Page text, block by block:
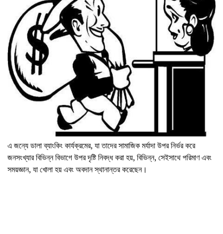
এ জন্যে ডালা ব্যাংকিং কার্যক্রমের, যা তাদের সামাজিক মর্যাদা উপর নির্ভর করে
জনসংখ্যার বিভিন্ন বিভাগে উপর দৃষ্টি নিবদ্ধ করা হয়, বিভিন্ন, সেইসাথে পরিমাণ এবং
সময়জ্ঞান, যা খোলা হয় এবং অবদান স্থানান্তর করেছেন।